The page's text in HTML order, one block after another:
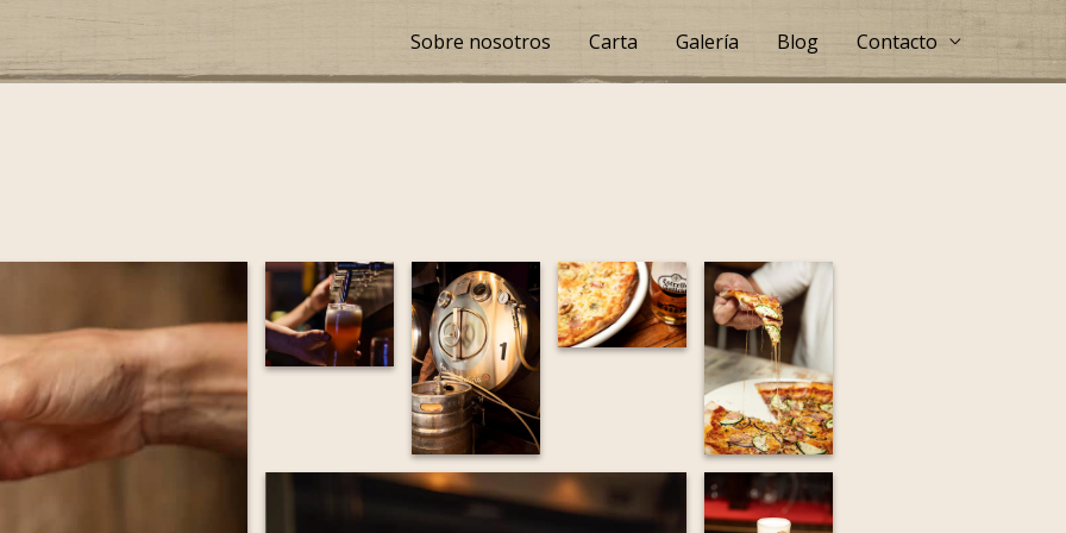
Sobre nosotros Carta Galería Blog Contacto